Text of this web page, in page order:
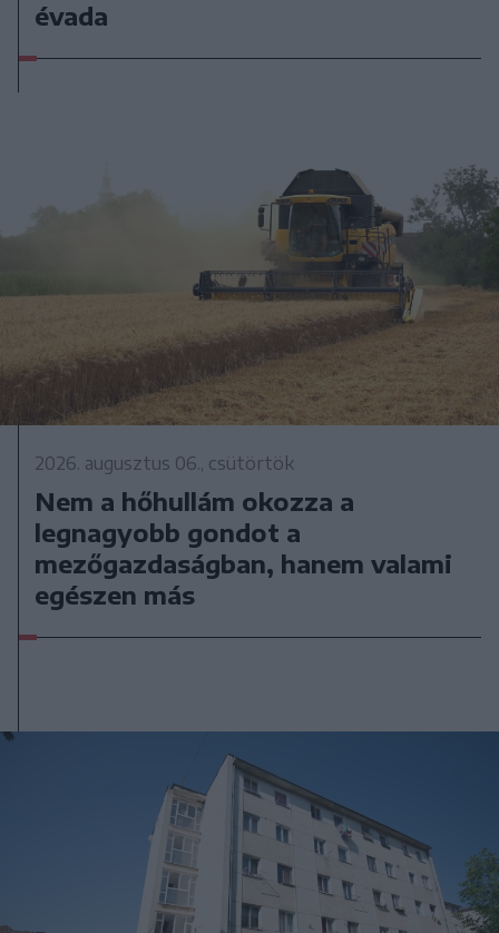
évada
2026. augusztus 06., csütörtök
Nem a hőhullám okozza a
legnagyobb gondot a
mezőgazdaságban, hanem valami
egészen más